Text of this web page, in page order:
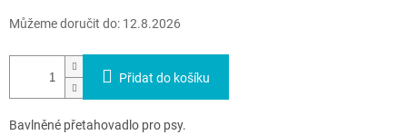
Můžeme doručit do: 12.8.2026
Přidat do košíku
Bavlněné přetahovadlo pro psy.